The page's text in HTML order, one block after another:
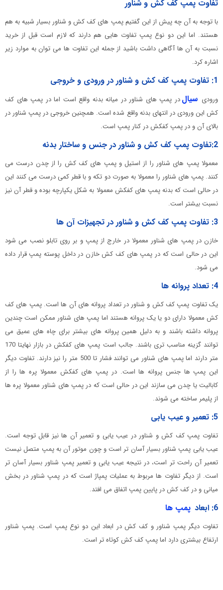
تفاوت پمپ کف کش و شناور
با توجه به آن چه پیش از این گفتیم پمپ های کف کش و شناور بسیار شبیه به هم
هستند. اما این دو نوع پمپ تفاوت هایی هم دارند که لازم است قبل از خرید
نسبت به آن ها آگاهی داشت باشید از جمله این تفاوت ها می توان به موارد زیر
اشاره کرد.
1: تفاوت پمپ کف کش و شناور در ورودی و خروجی
ورودی سیال در پمپ های شناور در میانه بدنه واقع است اما در پمپ های کف
کش این ورودی در انتهای بدنه واقع شده است. همچنین خروجی در پمپ شناور در
بالای آن و در پمپ کفکش در کنار پمپ است.
2:تفاوت پمپ کف کش و شناور در جنس و ساختار بدنه
معمولا پمپ های شناور را از استیل و پمپ های کف کش را از چدن درست می
کنند. پمپ های شناور را معمولا به صورت دو تکه و با قطر کمی درست می کنند این
در حالی است که بدنه پمپ های کفکش معمولا به شکل یکپارچه بوده و قطر آن نیز
نسبت بیشتر است.
3: تفاوت پمپ کف کش و شناور در تجهیزات آن ها
خازن در پمپ های شناور معمولا در خارج از پمپ و بر روی تابلو نصب می شود
این در حالی است که در پمپ های کف کش خازن در داخل پوسته پمپ قرار داده
می شود.
4: تعداد پروانه ها
یک تفاوت پمپ کف کش و شناور در تعداد پروانه های آن ها است. پمپ های کف
کش معمولا دارای دو یا یک پروانه هستند اما پمپ های شناور ممکن است چندین
پروانه داشته باشند و به دلیل همین پروانه های بیشتر برای چاه های عمیق می
توانند گزینه مناسب تری باشند. جالب است پمپ های کفکش در بازار نهایتا 170
متر دارند اما پمپ های شناور می توانند فشار تا 500 متر را نیز دارند. تفاوت دیگر
این پمپ ها جنس پروانه ها است. در پمپ های کفکش معمولا پره ها را از
کابالیت یا چدن می سازند این در حالی است که در پمپ های شناور معمولا پره ها
از پلیمر ساخته می شوند.
5: تعمیر و عیب یابی
تفاوت پمپ کف کش و شناور در عیب یابی و تعمیر آن ها نیز قابل توجه است.
عیب یابی پمپ شناور بسیار آسان تر است و چون موتور آن به پمپ متصل نیست
تعمیر آن راحت تر است، در نتیجه عیب یابی و تعمیر پمپ شناور بسیار آسان تر
است. از دیگر تفاوت ها مربوط به عملیات پمپاژ است که در پمپ شناور در بخش
میانی و در کف کش در پایین پمپ اتفاق می افتد.
6: ابعاد پمپ ها
تفاوت دیگر پمپ شناور و کف کش در ابعاد این دو نوع پمپ است. پمپ شناور
ارتفاع بیشتری دارد اما پمپ کف کش کوتاه تر است.